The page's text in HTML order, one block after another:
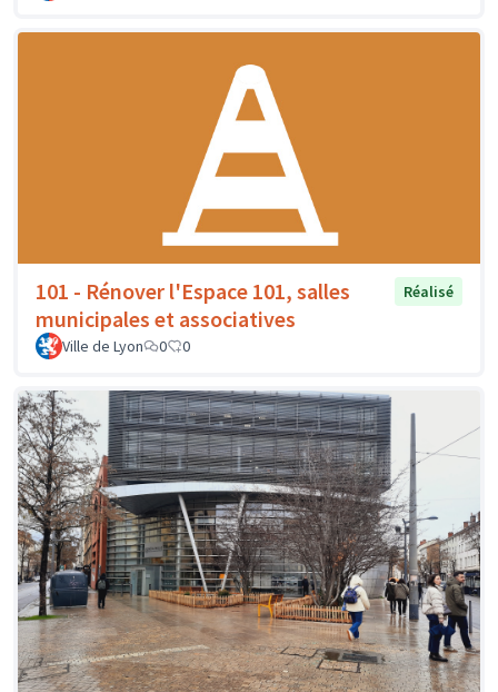
101 - Rénover l'Espace 101, salles
municipales et associatives
Réalisé
Ville de Lyon 0 0